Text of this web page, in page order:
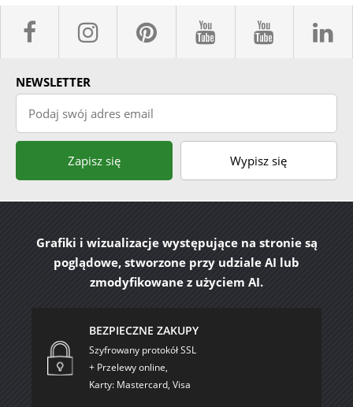
facebook sklepyBELPOL
instagram
pinterestyoutube
NEWSLETTER
Podaj swój adres email
Zapisz się Wypisz się
Grafiki i wizualizacje występujące na stronie są
poglądowe, stworzone przy udziale AI lub
zmodyfikowane z użyciem AI.
BEZPIECZNE ZAKUPY
Szyfrowany protokół SSL
+ Przelewy online,
Karty: Mastercard, Visa